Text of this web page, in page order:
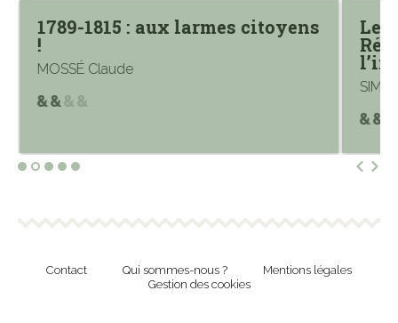
1789-1815 : aux larmes citoyens
!
MOSSÉ Claude
Le
Contact Qui sommes-nous ?
Mentions légales
Gestion des cookies